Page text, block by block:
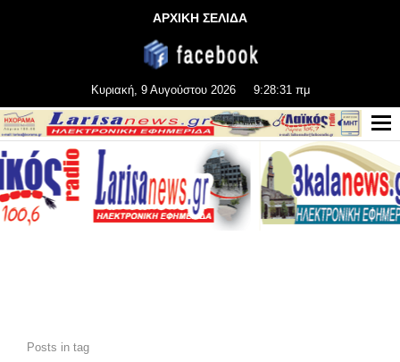
ΑΡΧΙΚΗ ΣΕΛΙΔΑ
Κυριακή, 9 Αυγούστου 2026 9:28:32 πμ
Posts in tag